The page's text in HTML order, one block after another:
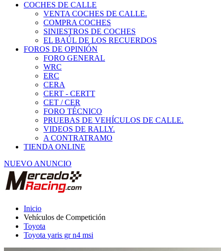
COCHES DE CALLE
VENTA COCHES DE CALLE.
COMPRA COCHES
SINIESTROS DE COCHES
EL BAÚL DE LOS RECUERDOS
FOROS DE OPINIÓN
FORO GENERAL
WRC
ERC
CERA
CERT - CERTT
CET / CER
FORO TÉCNICO
PRUEBAS DE VEHÍCULOS DE CALLE.
VIDEOS DE RALLY.
A CONTRATRAMO
TIENDA ONLINE
NUEVO ANUNCIO
Inicio
Vehículos de Competición
Toyota
Toyota yaris gr n4 msi